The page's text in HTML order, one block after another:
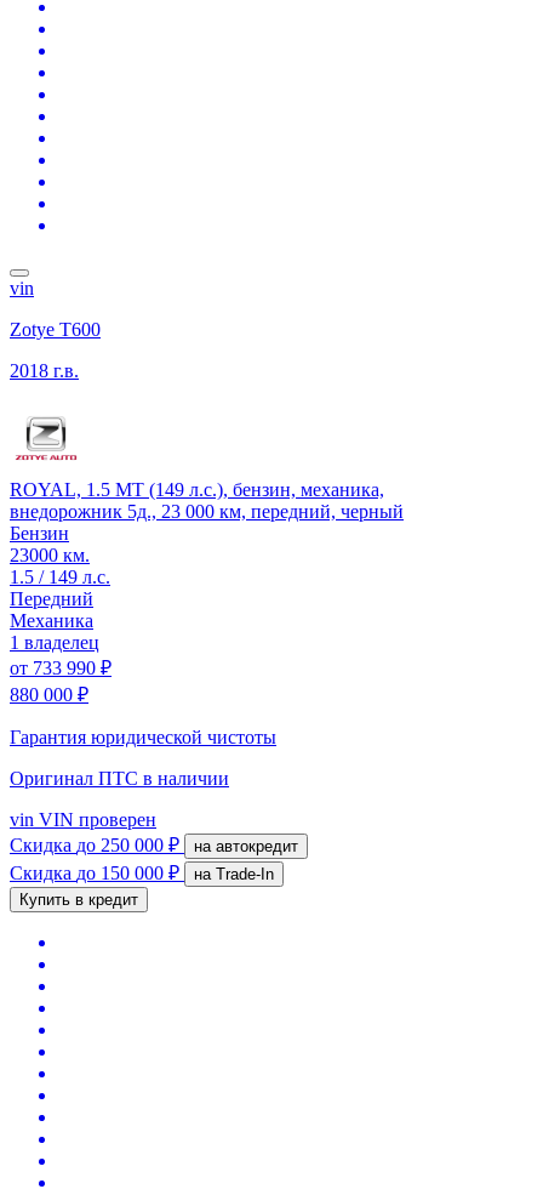
vin
Zotye T600
2018 г.в.
ROYAL, 1.5 MT (149 л.с.), бензин, механика,
внедорожник 5д., 23 000 км, передний, черный
Бензин
23000 км.
1.5 / 149 л.с.
Передний
Механика
1 владелец
от 733 990 ₽
880 000 ₽
Гарантия юридической чистоты
Оригинал ПТС в наличии
vin VIN проверен
Скидка до 250 000 ₽ на автокредит
Скидка до 150 000 ₽
на Trade-In
Купить в кредит